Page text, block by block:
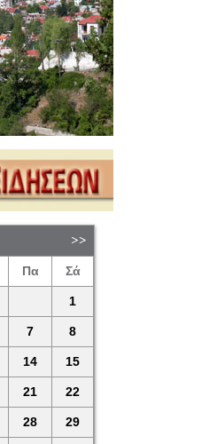
Πα Σά
1
7 8
14 15
21 22
28 29